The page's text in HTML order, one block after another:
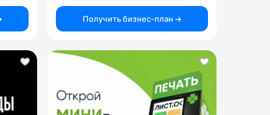
Получить бизнес-план